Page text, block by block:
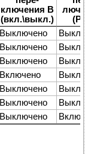
ключения B
(вкл.\выкл.)
Выключено
Выключено
Выключено
Включено
Выключено
Выключено
Выключено